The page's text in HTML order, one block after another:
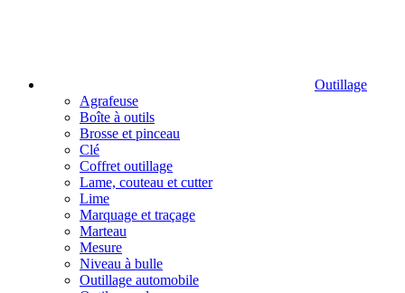
Outillage
Agrafeuse
Boîte à outils
Brosse et pinceau
Clé
Coffret outillage
Lame, couteau et cutter
Lime
Marquage et traçage
Marteau
Mesure
Niveau à bulle
Outillage automobile